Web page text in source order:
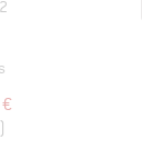
2
Preis